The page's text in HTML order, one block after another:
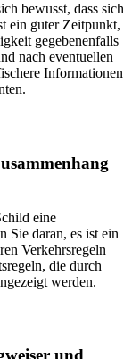
bewusst, dass sich
ein guter Zeitpunkt,
gegebenenfalls
nach eventuellen
Informationen
eine
Sie daran, es ist ein
Verkehrsregeln
die durch
werden.
und